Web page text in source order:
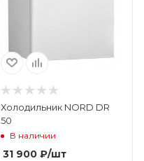
Холодильник NORD DR
50
В наличии
31 900₽/шт